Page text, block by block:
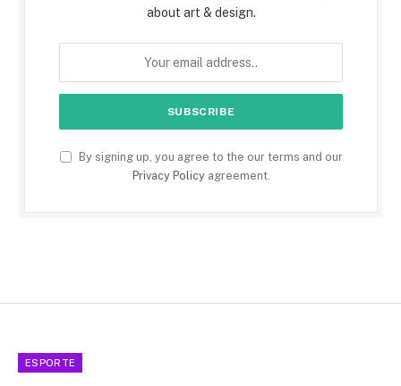
about art & design.
By signing up, you agree to the our terms and our
Privacy Policyagreement.
ESPORTE